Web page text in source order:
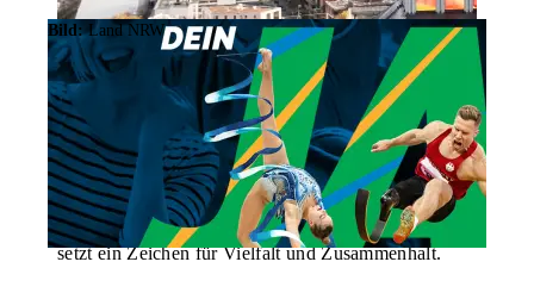
Dortmund zeigt Solidarität
nach Anschlag auf CSD
Nach dem Anschlag rund um den Berliner CSD
bekundet die Stadt Dortmund ihre Anteilnahme und
setzt ein Zeichen für Vielfalt und Zusammenhalt.
Bild: Land NRW